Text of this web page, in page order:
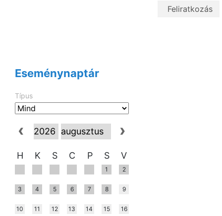
Eseménynaptár
Típus
H K S C P S V
1 2
3 4 5 6 7 8 9
10 11 12 13 14 15 16